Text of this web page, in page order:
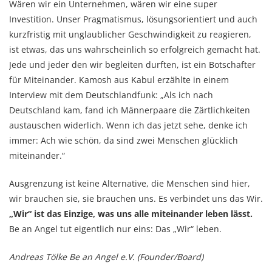
Wären wir ein Unternehmen, wären wir eine super
Investition. Unser Pragmatismus, lösungsorientiert und auch
kurzfristig mit unglaublicher Geschwindigkeit zu reagieren,
ist etwas, das uns wahrscheinlich so erfolgreich gemacht hat.
Jede und jeder den wir begleiten durften, ist ein Botschafter
für Miteinander. Kamosh aus Kabul erzählte in einem
Interview mit dem Deutschlandfunk: „Als ich nach
Deutschland kam, fand ich Männerpaare die Zärtlichkeiten
austauschen widerlich. Wenn ich das jetzt sehe, denke ich
immer: Ach wie schön, da sind zwei Menschen glücklich
miteinander.“
Ausgrenzung ist keine Alternative, die Menschen sind hier,
wir brauchen sie, sie brauchen uns. Es verbindet uns das Wir.
„Wir“ ist das Einzige, was uns alle miteinander leben lässt.
Be an Angel tut eigentlich nur eins: Das „Wir“ leben.
Andreas Tölke Be an Angel e.V. (Founder/Board)